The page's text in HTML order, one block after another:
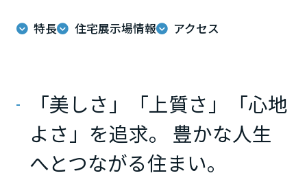
特長 住宅展示場情報 アクセス
「美しさ」「上質さ」「心地
よさ」を追求。 豊かな人生
へとつながる住まい。
新潟県
山梨県